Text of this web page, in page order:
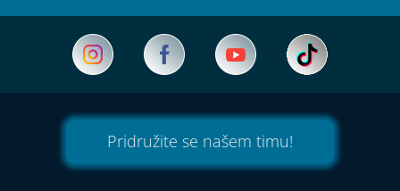
Pridružite se našem timu!